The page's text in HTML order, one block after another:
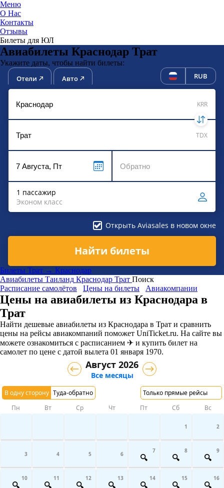
Меню
О Нас
Контакты
Отзывы
Билеты для ЮЛ
Авиабилеты Краснодар Трат
Укажите даты, чтобы найти билеты:
Отели Авто RUB
KRR
TDX
1 пассажир
Эконом класс
Открыть Aviasales в новом окне
Найти билеты
Билеты Трат → Краснодар
Авиабилеты Таиланд Краснодар Трат Поиск
Расписание самолётов
Цены на билеты Авиакомпании
Цены на авиабилеты из Краснодара в
Трат
Найти дешевые авиабилеты из Краснодара в Трат и сравнить
цены на рейсы авиакомпаний поможет UniTicket.ru. На сайте вы
можете ознакомиться с расписанием ✈ и купить билет на
самолет по цене с датой вылета 01 января 1970.
В одну сторону Туда-обратно Только прямые рейсы
Август 2026
Все месяцы
Пн Вт Ср Чт Пт Сб Вс
1 2
3 4 5 6 7 8 9
10 11 12 13 14 15 16